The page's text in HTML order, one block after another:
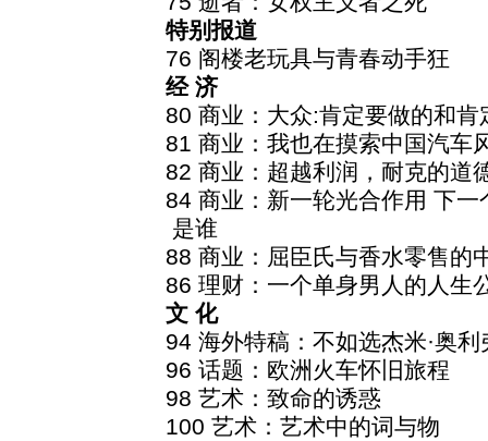
特别报道
76 阁楼老玩具与青春动手狂
经 济
80 商业：大众:肯定要做的和肯
81 商业：我也在摸索中国汽车
82 商业：超越利润，耐克的道
84 商业：新一轮光合作用 下一
是谁
88 商业：屈臣氏与香水零售的
86 理财：一个单身男人的人生
文 化
94 海外特稿：不如选杰米·奥利
96 话题：欧洲火车怀旧旅程
98 艺术：致命的诱惑
100 艺术：艺术中的词与物